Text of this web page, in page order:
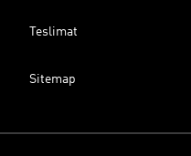
Teslimat
Sitemap